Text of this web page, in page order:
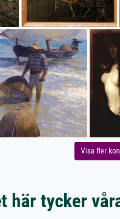
Visa fler
här tycker